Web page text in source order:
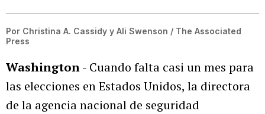
Por Christina A. Cassidy y Ali Swenson / The Associated
Press
Washington- Cuando falta casi un mes para
las elecciones en Estados Unidos, la directora
de la agencia nacional de seguridad